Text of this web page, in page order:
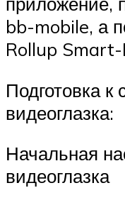
bb-mobile, а
Rollup
Подготовка
видеоглазка:
Начальная
видеоглазка